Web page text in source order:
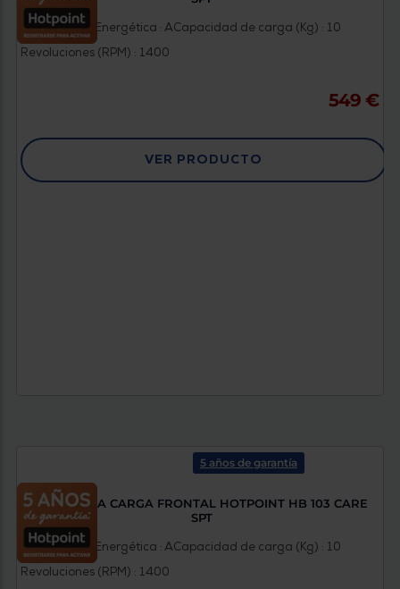
Clasificación Energética : ACapacidad de carga (Kg) : 10
Revoluciones (RPM) : 1400
549 €
VER PRODUCTO
5 años de garantía
LAVADORA CARGA FRONTAL HOTPOINT HB 103 CARE
SPT
Clasificación Energética : ACapacidad de carga (Kg) : 10
Revoluciones (RPM) : 1400